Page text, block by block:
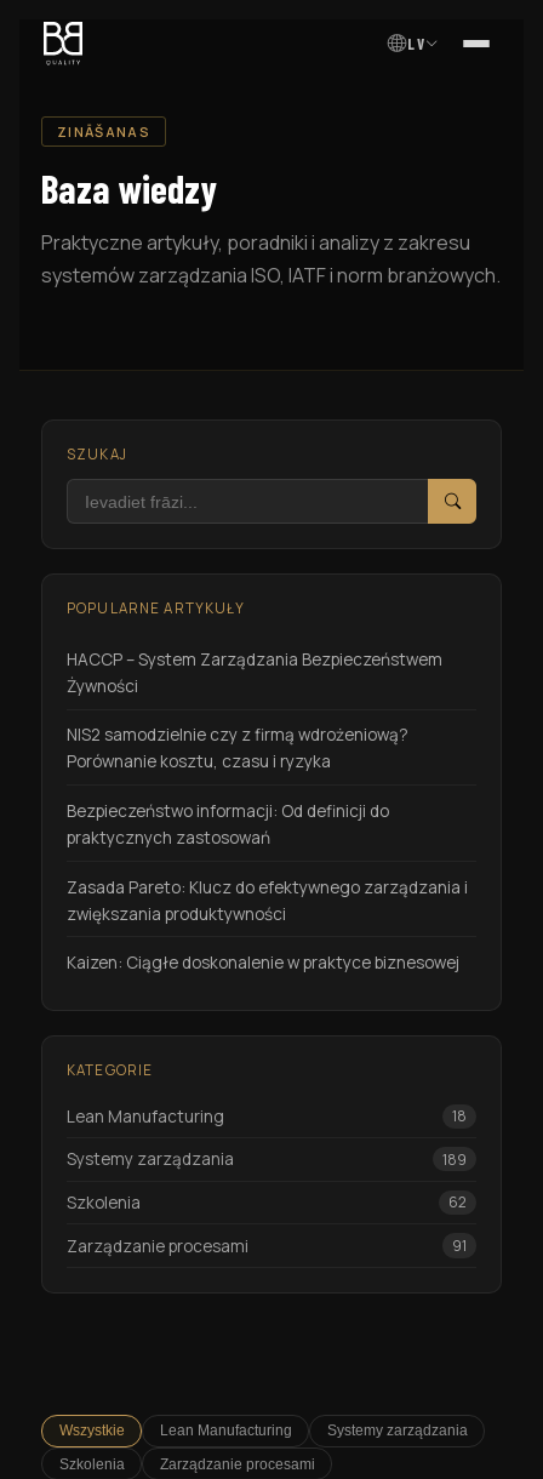
LV
ZINĀŠANAS
Baza wiedzy
Praktyczne artykuły, poradniki i analizy z zakresu
systemów zarządzania ISO, IATF i norm branżowych.
Wszystkie Lean Manufacturing
Systemy zarządzania
Szkolenia
Zarządzanie procesami
SZUKAJ
Szukaj
POPULARNE ARTYKUŁY
HACCP – System Zarządzania Bezpieczeństwem
Żywności
NIS2 samodzielnie czy z firmą wdrożeniową?
Porównanie kosztu, czasu i ryzyka
Bezpieczeństwo informacji: Od definicji do
praktycznych zastosowań
Zasada Pareto: Klucz do efektywnego zarządzania i
zwiększania produktywności
Kaizen: Ciągłe doskonalenie w praktyce biznesowej
KATEGORIE
Lean Manufacturing 18
Systemy zarządzania 189
Szkolenia 62
Zarządzanie procesami 91